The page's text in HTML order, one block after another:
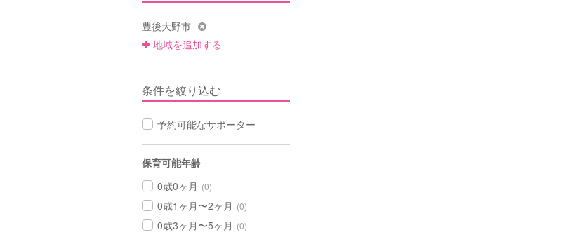
豊後大野市
地域を追加する
条件を絞り込む
予約可能なサポーター
保育可能年齢
0歳0ヶ月 (0)
0歳1ヶ月〜2ヶ月 (0)
0歳3ヶ月〜5ヶ月 (0)